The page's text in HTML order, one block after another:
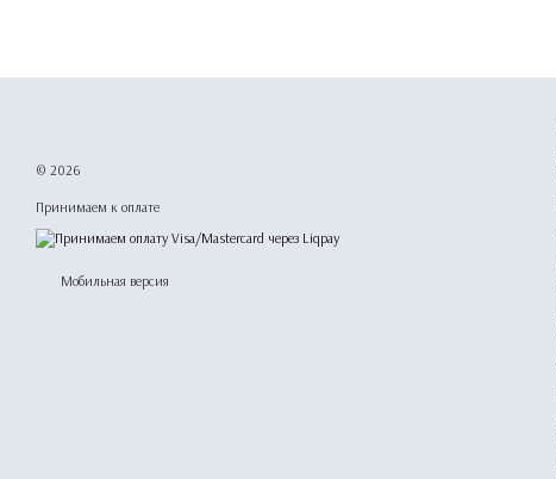
© 2026
Принимаем к оплате
Мобильная версия